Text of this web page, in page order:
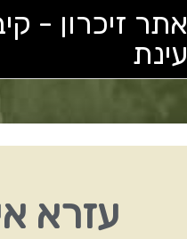
אתר זיכרון -
עינת
עזרא